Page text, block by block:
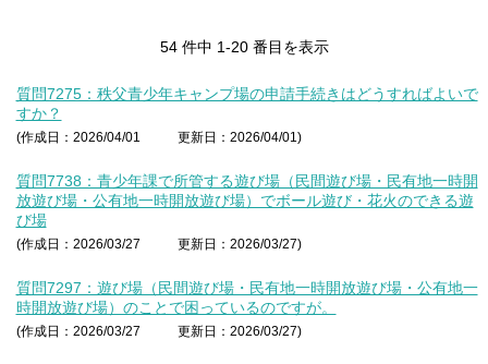
54 件中 1-20 番目を表示
質問7275：秩父青少年キャンプ場の申請手続きはどうすればよいで
すか？
(作成日：2026/04/01 更新日：2026/04/01)
質問7738：青少年課で所管する遊び場（民間遊び場・民有地一時開
放遊び場・公有地一時開放遊び場）でボール遊び・花火のできる遊
び場
(作成日：2026/03/27 更新日：2026/03/27)
質問7297：遊び場（民間遊び場・民有地一時開放遊び場・公有地一
時開放遊び場）のことで困っているのですが。
(作成日：2026/03/27 更新日：2026/03/27)